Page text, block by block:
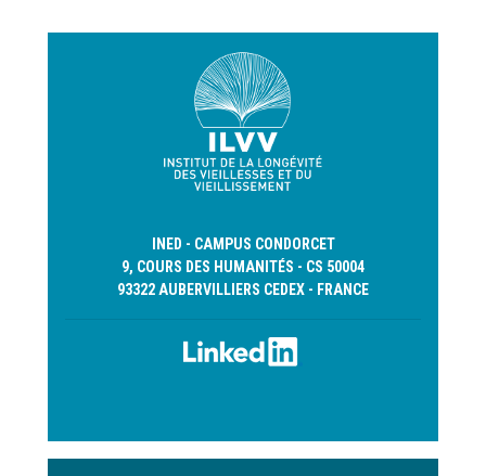
INED - CAMPUS CONDORCET
9, COURS DES HUMANITÉS - CS 50004
93322 AUBERVILLIERS CEDEX - FRANCE